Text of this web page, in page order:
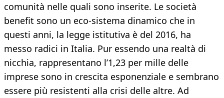
comunità nelle quali sono inserite. Le società
benefit sono un eco-sistema dinamico che in
questi anni, la legge istitutiva è del 2016, ha
messo radici in Italia. Pur essendo una realtà di
nicchia, rappresentano l’1,23 per mille delle
imprese sono in crescita esponenziale e sembrano
essere più resistenti alla crisi delle altre. Ad